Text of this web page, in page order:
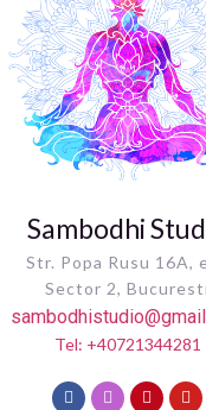
Sambodhi
Str. Popa Rusu 16A,
Sector 2,
Tel: +40721344281